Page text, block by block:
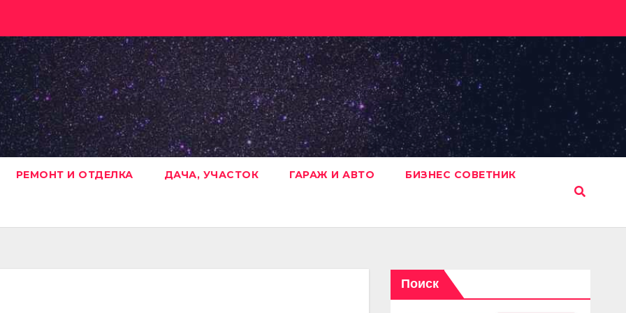
РЕМОНТ И ОТДЕЛКА ДАЧА, УЧАСТОК ГАРАЖ И АВТО БИЗНЕС СОВЕТНИК
Поиск